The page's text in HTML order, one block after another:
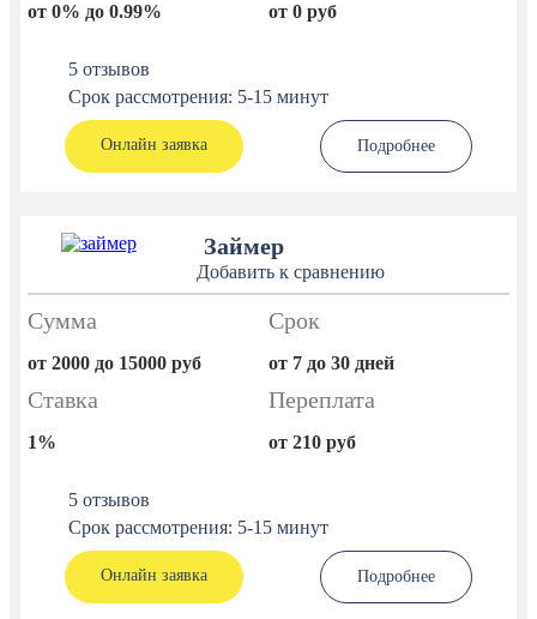
от 0% до 0.99% от 0 руб
5 отзывов
Срок рассмотрения: 5-15 минут
Онлайн заявка Подробнее
Займер
Добавить к сравнению
Сумма
от 2000 до 15000 руб
Срок
от 7 до 30 дней
Ставка
1%
Переплата
от 210 руб
5 отзывов
Срок рассмотрения: 5-15 минут
Онлайн заявка Подробнее